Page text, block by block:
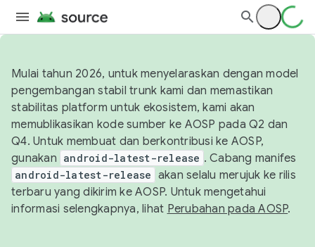
Mulai tahun 2026, untuk menyelaraskan dengan model
pengembangan stabil trunk kami dan memastikan
stabilitas platform untuk ekosistem, kami akan
memublikasikan kode sumber ke AOSP pada Q2 dan
Q4. Untuk membuat dan berkontribusi ke AOSP,
gunakan android-latest-release . Cabang manifes
android-latest-release akan selalu merujuk ke rilis
terbaru yang dikirim ke AOSP. Untuk mengetahui
informasi selengkapnya, lihat Perubahan pada AOSP.